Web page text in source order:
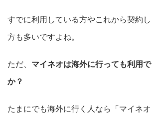
すでに利用している方やこれから契約
方も多いですよね。
ただ、 マイネオは海外に行っても利用
か？
たまにでも海外に行く人なら「マイネ